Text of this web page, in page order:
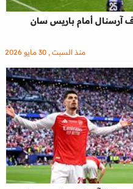
أمام باريس سان
منذ السبت , 30 مايو 2026